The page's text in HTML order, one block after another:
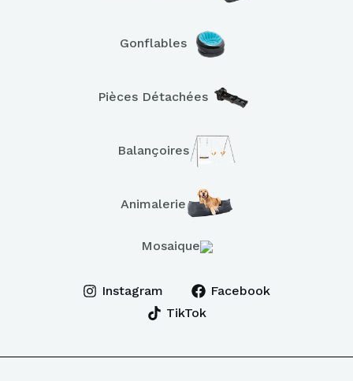
Gonflables
Pièces Détachées
Balançoires
Animalerie
Mosaique
Instagram
Facebook
TikTok